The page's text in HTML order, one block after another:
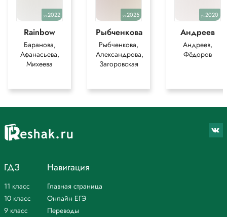
уч. 2022
Rainbow
Баранова,
Афанасьева,
Михеева
уч. 2025
Рыбченкова
Рыбченкова,
Александрова,
Загоровская
уч. 2020
Андреев
Андреев,
Фёдоров
ГДЗ
11 класс
10 класс
9 класс
Навигация
Главная страница
Онлайн ЕГЭ
Переводы